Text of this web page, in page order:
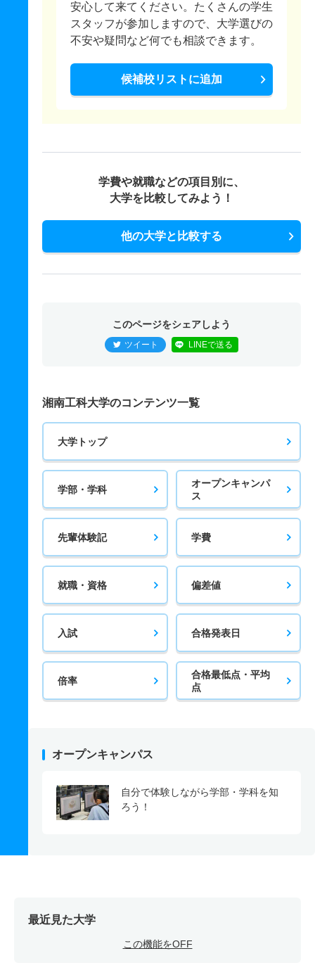
安心して来てください。たくさんの学生
スタッフが参加しますので、大学選びの
不安や疑問など何でも相談できます。
候補校リストに追加
学費や就職などの項目別に、
大学を比較してみよう！
他の大学と比較する
このページをシェアしよう
ツイート LINEで送る
湘南工科大学のコンテンツ一覧
大学トップ
学部・学科
オープンキャンパ
ス
先輩体験記 学費
就職・資格 偏差値
入試 合格発表日
倍率
合格最低点・平均
点
オープンキャンパス
自分で体験しながら学部・学科を知
ろう！
最近見た大学
この機能をOFF